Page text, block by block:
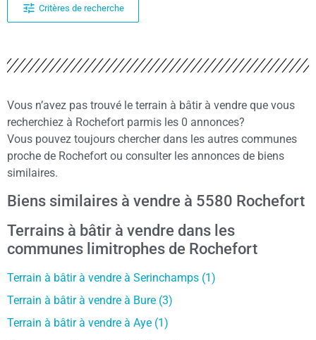
Critères de recherche
Vous n’avez pas trouvé le terrain à bâtir à vendre que vous
recherchiez à Rochefort parmis les 0 annonces?
Vous pouvez toujours chercher dans les autres communes
proche de Rochefort ou consulter les annonces de biens
similaires.
Biens similaires à vendre à 5580 Rochefort
Terrains à bâtir à vendre dans les
communes limitrophes de Rochefort
Terrain à bâtir à vendre à Serinchamps (1)
Terrain à bâtir à vendre à Bure (3)
Terrain à bâtir à vendre à Aye (1)